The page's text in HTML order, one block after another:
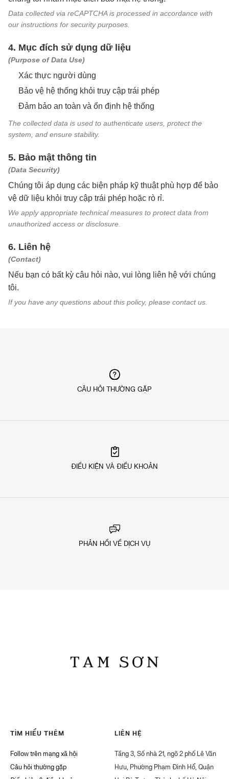
Data collected via reCAPTCHA is processed in accordance with
our instructions for security purposes.
4. Mục đích sử dụng dữ liệu
(Purpose of Data Use)
Xác thực người dùng
Bảo vệ hệ thống khỏi truy cập trái phép
Đảm bảo an toàn và ổn định hệ thống
The collected data is used to authenticate users, protect the
system, and ensure stability.
5. Bảo mật thông tin
(Data Security)
Chúng tôi áp dụng các biện pháp kỹ thuật phù hợp để bảo
vệ dữ liệu khỏi truy cập trái phép hoặc rò rỉ.
We apply appropriate technical measures to protect data from
unauthorized access or disclosure.
6. Liên hệ
(Contact)
Nếu bạn có bất kỳ câu hỏi nào, vui lòng liên hệ với chúng
tôi.
If you have any questions about this policy, please contact us.
CÂU HỎI THƯỜNG GẶP
ĐIỀU KIỆN VÀ ĐIỀU KHOẢN
PHẢN HỒI VỀ DỊCH VỤ
TÌM HIỂU THÊM
Follow trên mạng xã hội
Câu hỏi thường gặp
LIÊN HỆ
Tầng 3, Số nhà 21, ngõ 2 phố Lê Văn
Hưu, Phường Phạm Đình Hổ, Quận